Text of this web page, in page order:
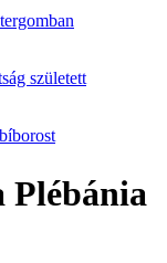
született
Plébánia